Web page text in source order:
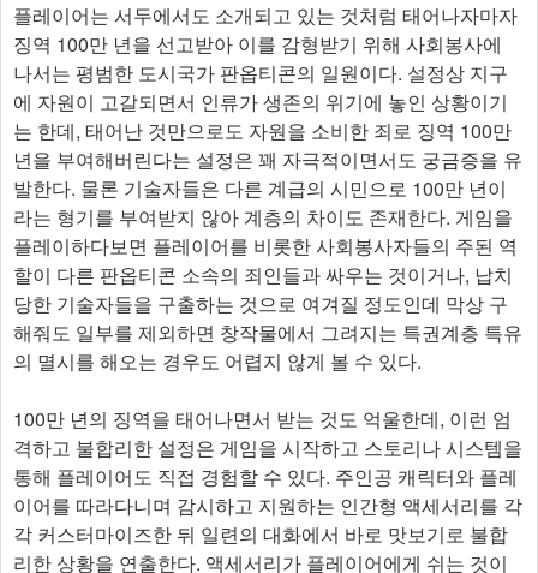
플레이어는 서두에서도 소개되고 있는 것처럼 태어나자마자
징역 100만 년을 선고받아 이를 감형받기 위해 사회봉사에
나서는 평범한 도시국가 판옵티콘의 일원이다. 설정상 지구
에 자원이 고갈되면서 인류가 생존의 위기에 놓인 상황이기
는 한데, 태어난 것만으로도 자원을 소비한 죄로 징역 100만
년을 부여해버린다는 설정은 꽤 자극적이면서도 궁금증을 유
발한다. 물론 기술자들은 다른 계급의 시민으로 100만 년이
라는 형기를 부여받지 않아 계층의 차이도 존재한다. 게임을
플레이하다보면 플레이어를 비롯한 사회봉사자들의 주된 역
할이 다른 판옵티콘 소속의 죄인들과 싸우는 것이거나, 납치
당한 기술자들을 구출하는 것으로 여겨질 정도인데 막상 구
해줘도 일부를 제외하면 창작물에서 그려지는 특권계층 특유
의 멸시를 해오는 경우도 어렵지 않게 볼 수 있다.
100만 년의 징역을 태어나면서 받는 것도 억울한데, 이런 엄
격하고 불합리한 설정은 게임을 시작하고 스토리나 시스템을
통해 플레이어도 직접 경험할 수 있다. 주인공 캐릭터와 플레
이어를 따라다니며 감시하고 지원하는 인간형 액세서리를 각
각 커스터마이즈한 뒤 일련의 대화에서 바로 맛보기로 불합
리한 상황을 연출한다. 액세서리가 플레이어에게 쉬는 것이